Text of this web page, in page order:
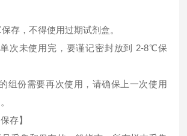
存，不得使用过期试剂盒。
次未使用完，要谨记密封放到 2-8℃保
组份需要再次使用，请确保上一次使用
存】